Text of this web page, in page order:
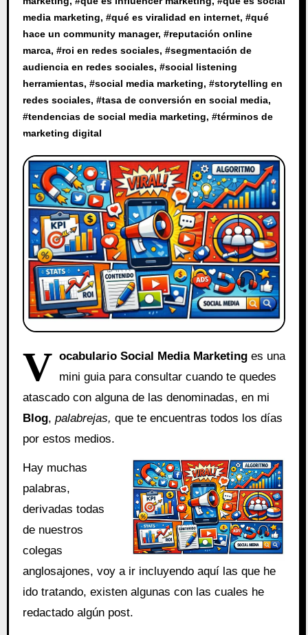
media marketing, #qué es viralidad en internet, #qué
hace un community manager, #reputación online
marca, #roi en redes sociales, #segmentación de
audiencia en redes sociales, #social listening
herramientas, #social media marketing, #storytelling en
redes sociales, #tasa de conversión en social media,
#tendencias de social media marketing, #términos de
marketing digital
V ocabulario Social Media Marketinges una
mini guia para consultar cuando te quedes
atascado con alguna de las denominadas, en mi
Blog, palabrejas, que te encuentras todos los días
por estos medios.
Hay muchas
palabras,
derivadas todas
de nuestros
colegas
anglosajones, voy a ir incluyendo aquí las que he
ido tratando, existen algunas con las cuales he
redactado algún post.